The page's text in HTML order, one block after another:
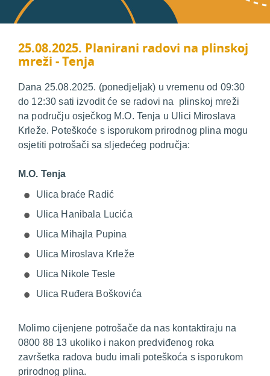
25.08.2025. Planirani radovi na plinskoj
mreži - Tenja
Dana 25.08.2025. (ponedjeljak) u vremenu od 09:30
do 12:30 sati izvodit će se radovi na plinskoj mreži
na području osječkog M.O. Tenja u Ulici Miroslava
Krleže. Poteškoće s isporukom prirodnog plina mogu
osjetiti potrošači sa sljedećeg područja:
M.O. Tenja
Ulica braće Radić
Ulica Hanibala Lucića
Ulica Mihajla Pupina
Ulica Miroslava Krleže
Ulica Nikole Tesle
Ulica Ruđera Boškovića
Molimo cijenjene potrošače da nas kontaktiraju na
0800 88 13 ukoliko i nakon predviđenog roka
završetka radova budu imali poteškoća s isporukom
prirodnog plina.